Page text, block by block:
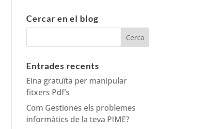
Cercar en el blog
Entrades recents
Eina gratuïta per manipular
fitxers Pdf’s
Com Gestiones els problemes
informàtics de la teva PIME?